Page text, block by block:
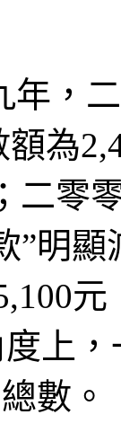
年，
為
二零
”明顯
上
數。